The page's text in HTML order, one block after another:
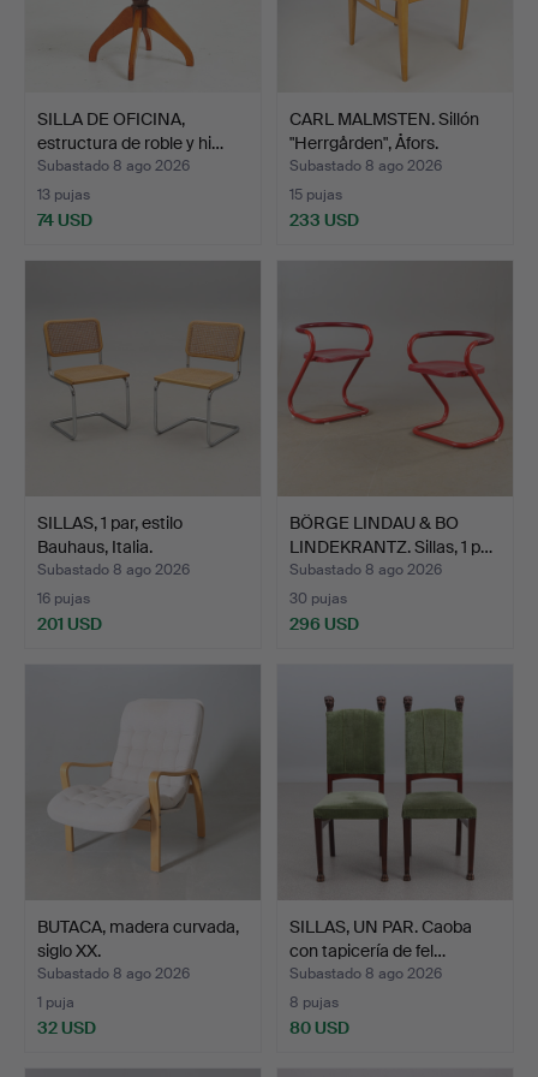
SILLA DE OFICINA,
estructura de roble y hi…
Subastado 8 ago 2026
13 pujas
74 USD
CARL MALMSTEN. Sillón
"Herrgården", Åfors.
Subastado 8 ago 2026
15 pujas
233 USD
SILLAS, 1 par, estilo
Bauhaus, Italia.
Subastado 8 ago 2026
16 pujas
201 USD
BÖRGE LINDAU & BO
LINDEKRANTZ. Sillas, 1 p…
Subastado 8 ago 2026
30 pujas
296 USD
BUTACA, madera curvada,
siglo XX.
Subastado 8 ago 2026
1 puja
32 USD
SILLAS, UN PAR. Caoba
con tapicería de fel…
Subastado 8 ago 2026
8 pujas
80 USD